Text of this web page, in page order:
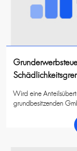
Wird eine
grundbesitzenden